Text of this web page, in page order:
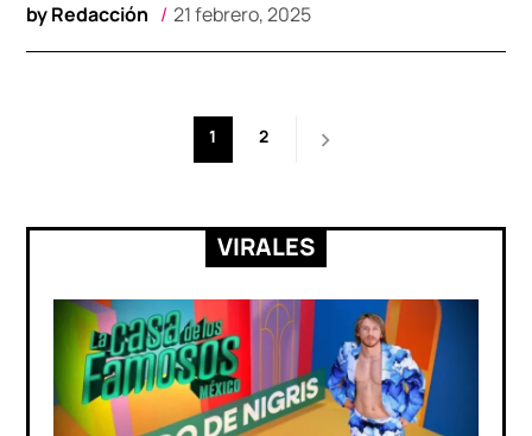
byRedacción 21 febrero, 2025
1 2
VIRALES